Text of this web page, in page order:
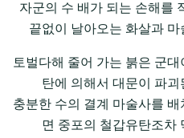
자군의 수 배가 되는 손해를
끝없이 날아오는 화살과
토벌다해 줄어 가는 붉은 군
탄에 의해서 대문이 파
충분한 수의 결계 마술사를
면 중포의 철갑유탄조차